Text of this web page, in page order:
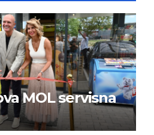
MOL servisna